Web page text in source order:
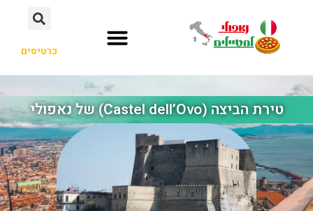
כרטיסים
טירת הביצה (Castel dell’Ovo) של נאפולי